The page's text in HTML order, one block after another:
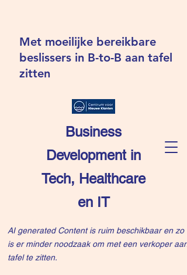
Business
Development in
Tech, Healthcare
en IT
Met moeilijke bereikbare
beslissers in B-to-B aan tafel
zitten
AI generated Content is ruim beschikbaar en zo
is er minder noodzaak om met een verkoper aan
tafel te zitten.